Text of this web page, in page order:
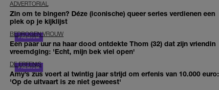
ADVERTORIAL
Zin om te bingen? Déze (iconische) queer series verdienen een
plek op je kijklijst
BEDROGEN VROUW
Een paar uur na haar dood ontdekte Thom (32) dat zijn vriendin
vreemdging: 'Echt, mijn bek viel open'
DE ERFENIS
Amy’s zus voert al twintig jaar strijd om erfenis van 10.000 euro:
'Op de uitvaart is ze niet geweest'